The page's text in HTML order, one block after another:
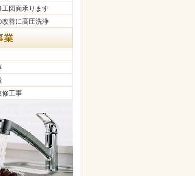
工図面承ります
改善に高圧洗浄
修工事